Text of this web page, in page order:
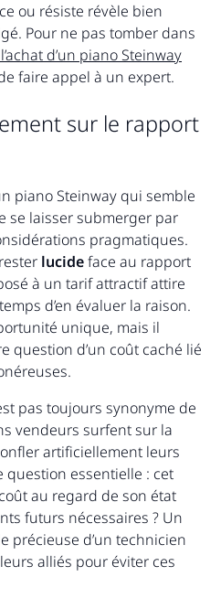
ou résiste révèle bien
Pour ne pas tomber dans
d’un piano Steinway
faire appel à un expert.
sur le rapport
piano Steinway qui semble
se laisser submerger par
pragmatiques.
lucideface au rapport
à un tarif attractif attire
d’en évaluer la raison.
unique, mais il
question d’un coût caché lié
pas toujours synonyme de
vendeurs surfent sur la
artificiellement leurs
question essentielle : cet
au regard de son état
futurs nécessaires ? Un
précieuse d’un technicien
alliés pour éviter ces